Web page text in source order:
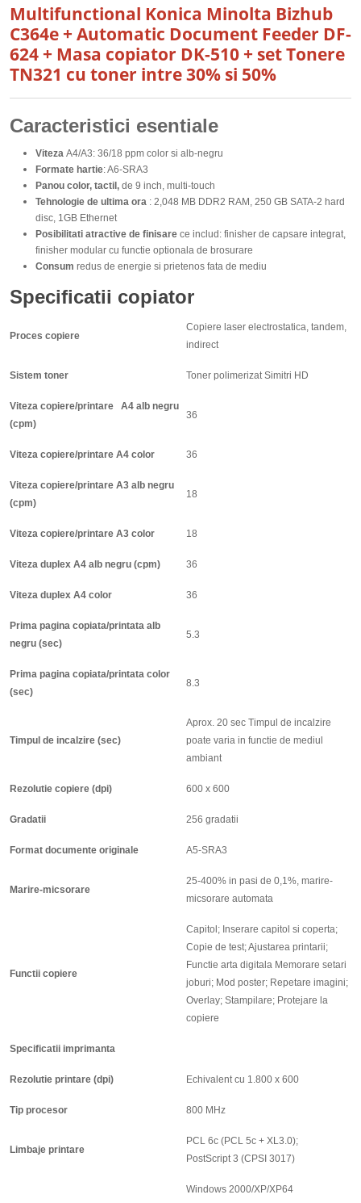
Multifunctional Konica Minolta Bizhub
C364e + Automatic Document Feeder DF-
624 + Masa copiator DK-510 + set Tonere
TN321 cu toner intre 30% si 50%
Caracteristici esentiale
Viteza A4/A3: 36/18 ppm color si alb-negru
Formate hartie: A6-SRA3
Panou color, tactil, de 9 inch, multi-touch
Tehnologie de ultima ora : 2,048 MB DDR2 RAM, 250 GB SATA-2 hard
disc, 1GB Ethernet
Posibilitati atractive de finisare ce includ: finisher de capsare integrat,
finisher modular cu functie optionala de brosurare
Consum redus de energie si prietenos fata de mediu
Specificatii copiator
Proces copiere
Copiere laser electrostatica, tandem,
indirect
Sistem toner Toner polimerizat Simitri HD
Viteza copiere/printare A4 alb negru
(cpm)
36
Viteza copiere/printare A4 color 36
Viteza copiere/printare A3 alb negru
(cpm)
18
Viteza copiere/printare A3 color 18
Viteza duplex A4 alb negru (cpm) 36
Viteza duplex A4 color 36
Prima pagina copiata/printata alb
negru (sec)
5.3
Prima pagina copiata/printata color
(sec)
8.3
Timpul de incalzire (sec)
Aprox. 20 sec Timpul de incalzire
poate varia in functie de mediul
ambiant
Rezolutie copiere (dpi) 600 x 600
Gradatii 256 gradatii
Format documente originale A5-SRA3
Marire-micsorare
25-400% in pasi de 0,1%, marire-
micsorare automata
Functii copiere
Capitol; Inserare capitol si coperta;
Copie de test; Ajustarea printarii;
Functie arta digitala Memorare setari
joburi; Mod poster; Repetare imagini;
Overlay; Stampilare; Protejare la
copiere
Specificatii imprimanta
Rezolutie printare (dpi) Echivalent cu 1.800 x 600
Tip procesor 800 MHz
Limbaje printare
PCL 6c (PCL 5c + XL3.0);
PostScript 3 (CPSI 3017)
Windows 2000/XP/XP64